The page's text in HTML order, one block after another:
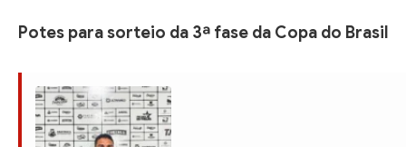
Potes para sorteio da 3ª fase da Copa do Brasil